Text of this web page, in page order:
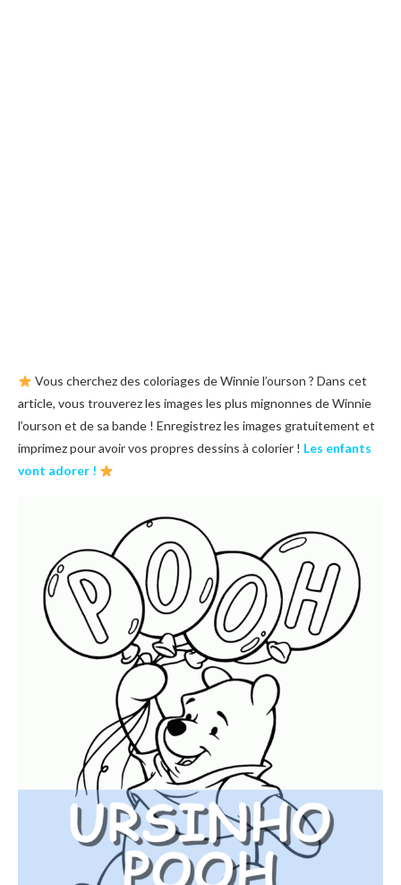
Vous cherchez des coloriages de Winnie l’ourson ? Dans cet
article, vous trouverez les images les plus mignonnes de Winnie
l’ourson et de sa bande ! Enregistrez les images gratuitement et
imprimez pour avoir vos propres dessins à colorier ! Les enfants
vont adorer !